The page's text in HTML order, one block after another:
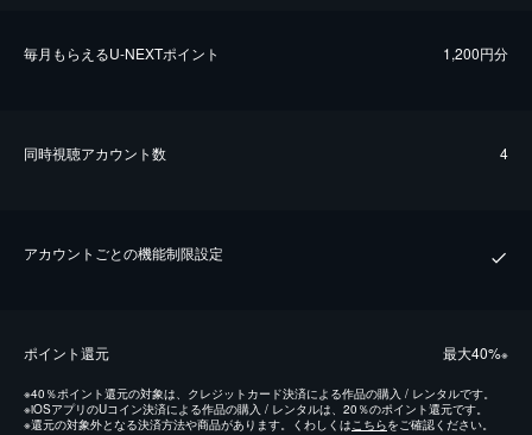
毎⽉もらえるU-NEXTポイント 1,200円分
同時視聴アカウント数 4
アカウントごとの機能制限設定
ポイント還元 最⼤40%※
※40％ポイント還元の対象は、クレジットカード決済による作品の購入 / レンタルです。
※iOSアプリのUコイン決済による作品の購入 / レンタルは、20％のポイント還元です。
※還元の対象外となる決済方法や商品があります。くわしくはこちらをご確認ください。